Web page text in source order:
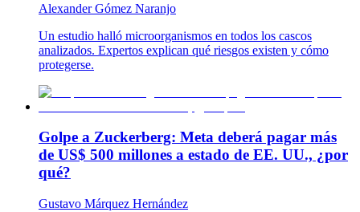
Alexander Gómez Naranjo
Un estudio halló microorganismos en todos los cascos
analizados. Expertos explican qué riesgos existen y cómo
protegerse.
Golpe a Zuckerberg: Meta deberá pagar más
de US$ 500 millones a estado de EE. UU., ¿por
qué?
Gustavo Márquez Hernández